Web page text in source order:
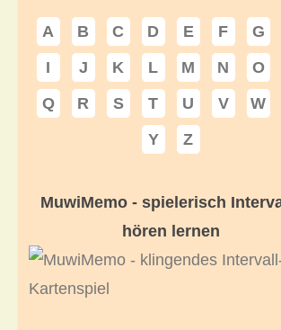
A B C D E F G
I
J K L M N O
Q
R S T U V W
Y
Z
MuwiMemo - spielerisch
hören lernen